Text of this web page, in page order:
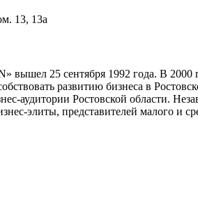
13, 13а
вышел 25 сентября 1992 года. В
развитию бизнеса в
аудитории Ростовской области.
элиты, представителей малого и